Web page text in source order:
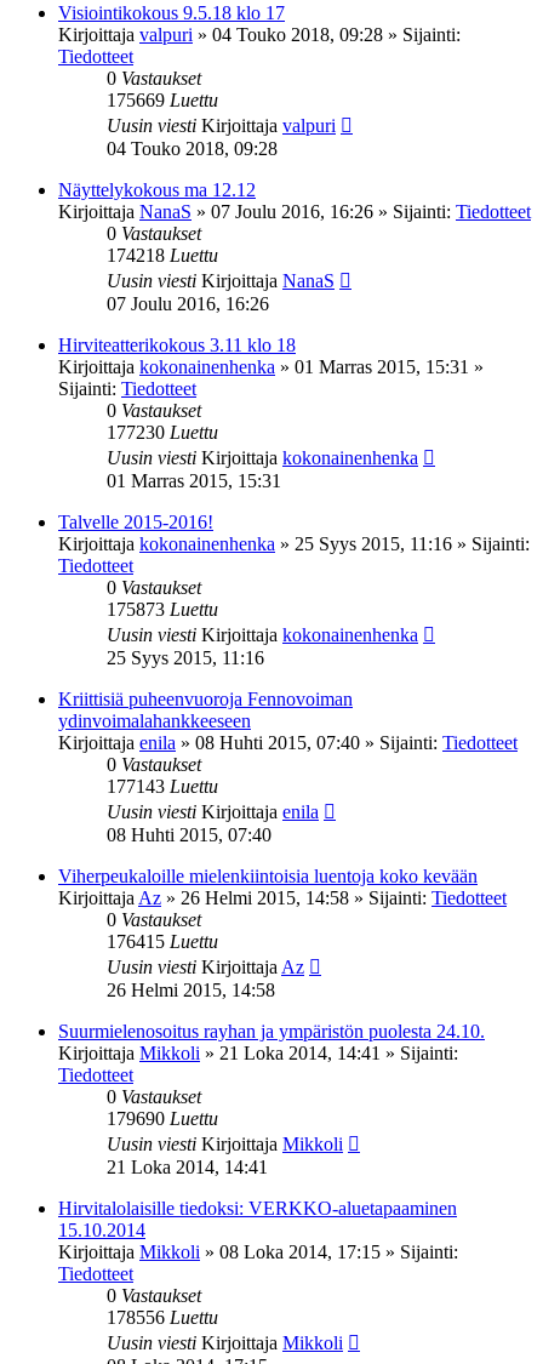
Visiointikokous 9.5.18 klo 17
Kirjoittaja valpuri » 04 Touko 2018, 09:28 » Sijainti:
Tiedotteet
0 Vastaukset
175669 Luettu
Uusin viesti Kirjoittaja valpuri
04 Touko 2018, 09:28
Näyttelykokous ma 12.12
Kirjoittaja NanaS » 07 Joulu 2016, 16:26 » Sijainti: Tiedotteet
0 Vastaukset
174218 Luettu
Uusin viesti Kirjoittaja NanaS
07 Joulu 2016, 16:26
Hirviteatterikokous 3.11 klo 18
Kirjoittaja kokonainenhenka » 01 Marras 2015, 15:31 »
Sijainti: Tiedotteet
0 Vastaukset
177230 Luettu
Uusin viesti Kirjoittaja kokonainenhenka
01 Marras 2015, 15:31
Talvelle 2015-2016!
Kirjoittaja kokonainenhenka » 25 Syys 2015, 11:16 » Sijainti:
Tiedotteet
0 Vastaukset
175873 Luettu
Uusin viesti Kirjoittaja kokonainenhenka
25 Syys 2015, 11:16
Kriittisiä puheenvuoroja Fennovoiman
ydinvoimalahankkeeseen
Kirjoittaja enila » 08 Huhti 2015, 07:40 » Sijainti: Tiedotteet
0 Vastaukset
177143 Luettu
Uusin viesti Kirjoittaja enila
08 Huhti 2015, 07:40
Viherpeukaloille mielenkiintoisia luentoja koko kevään
Kirjoittaja Az » 26 Helmi 2015, 14:58 » Sijainti: Tiedotteet
0 Vastaukset
176415 Luettu
Uusin viesti Kirjoittaja Az
26 Helmi 2015, 14:58
Suurmielenosoitus rayhan ja ympäristön puolesta 24.10.
Kirjoittaja Mikkoli » 21 Loka 2014, 14:41 » Sijainti:
Tiedotteet
0 Vastaukset
179690 Luettu
Uusin viesti Kirjoittaja Mikkoli
21 Loka 2014, 14:41
Hirvitalolaisille tiedoksi: VERKKO-aluetapaaminen
15.10.2014
Kirjoittaja Mikkoli » 08 Loka 2014, 17:15 » Sijainti:
Tiedotteet
0 Vastaukset
178556 Luettu
Uusin viesti Kirjoittaja Mikkoli